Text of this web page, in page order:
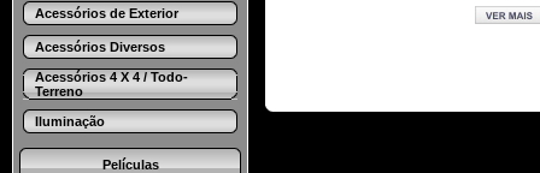
Acessórios de Exterior
Acessórios Diversos
Acessórios 4 X 4 / Todo-
Terreno
Iluminação
Películas